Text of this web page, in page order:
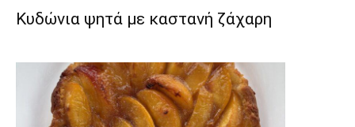
Κυδώνια ψητά με καστανή ζάχαρη